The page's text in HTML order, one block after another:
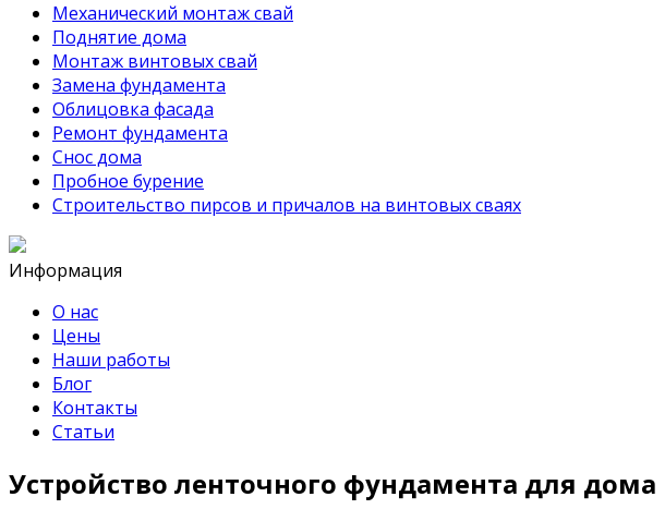
Механический монтаж свай
Поднятие дома
Монтаж винтовых свай
Замена фундамента
Облицовка фасада
Ремонт фундамента
Снос дома
Пробное бурение
Строительство пирсов и причалов на винтовых сваях
Информация
О нас
Цены
Наши работы
Блог
Контакты
Статьи
Устройство ленточного фундамента для дома